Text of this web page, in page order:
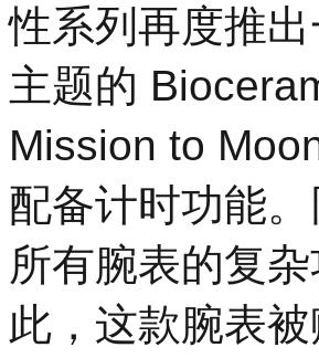
性系列再度推
主题的
Mission to
配备计时功能
所有腕表的复
此，这款腕表